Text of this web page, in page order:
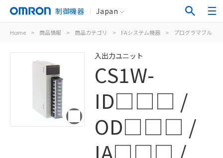
制御機器 Japan
Home > 商品情報 > 商品カテゴリ > FAシステム機器 > プログラマブルコ
入出力ユニット
CS1W-
ID□□□ /
OD□□□ /
IA□□□ /